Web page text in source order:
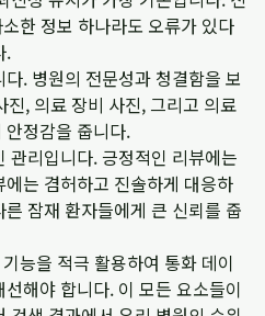
한 정보 하나라도 오류가 있다
.
. 병원의 전문성과 청결함을 보
, 의료 장비 사진, 그리고 의료
정감을 줍니다.
관리입니다. 긍정적인 리뷰에는
는 겸허하고 진솔하게 대응하
잠재 환자들에게 큰 신뢰를 줍
능을 적극 활용하여 통화 데이
해야 합니다. 이 모든 요소들이